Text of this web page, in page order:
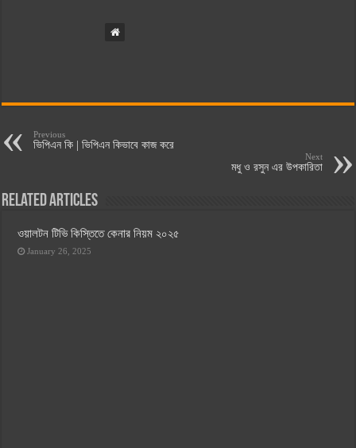
Previous
ভিপিএন কি | ভিপিএন কিভাবে কাজ করে
Next
মধু ও রসুন এর উপকারিতা
Related Articles
ওয়ালটন টিভি কিস্তিতে কেনার নিয়ম ২০২৫
January 26, 2025